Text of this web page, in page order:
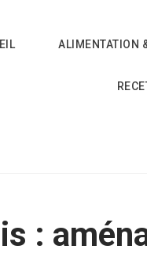
ALIMENTATION
: